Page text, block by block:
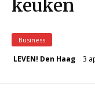
keuken
Business
LEVEN! Den Haag 3